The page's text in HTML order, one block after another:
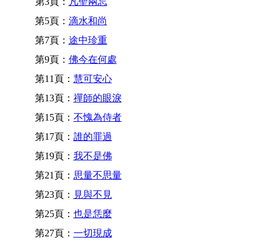
第5頁： 滴水和尚
第7頁： 途中珍重
第9頁： 佛今在何處
第11頁： 慧可安心
第13頁： 禪師的眼淚
第15頁： 不愧為侍者
第17頁： 誰的罪過
第19頁： 我不是佛
第21頁： 思量不思量
第23頁： 見與不見
第25頁： 也是恁麼
第27頁： 一切現成